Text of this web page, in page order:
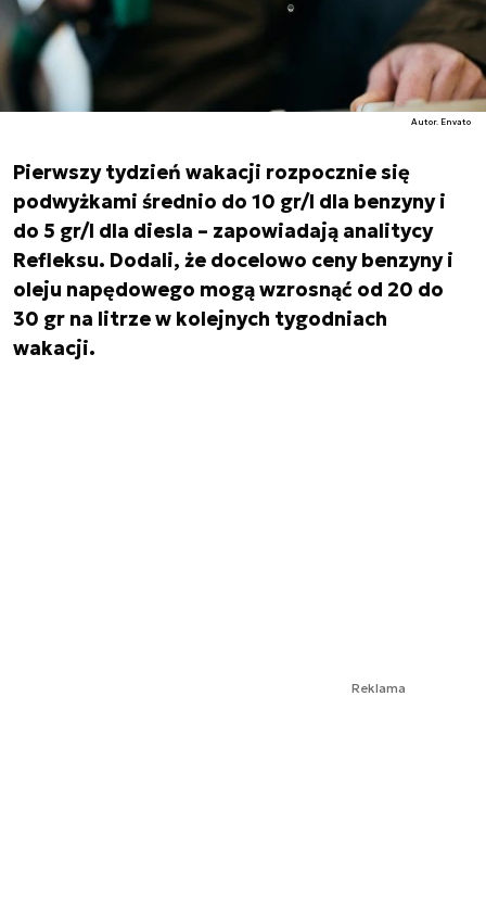
Autor. Envato
Pierwszy tydzień wakacji rozpocznie się
podwyżkami średnio do 10 gr/l dla benzyny i
do 5 gr/l dla diesla – zapowiadają analitycy
Refleksu. Dodali, że docelowo ceny benzyny i
oleju napędowego mogą wzrosnąć od 20 do
30 gr na litrze w kolejnych tygodniach
wakacji.
Reklama